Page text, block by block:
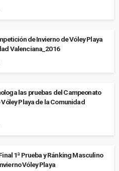
de Invierno de Vóley Playa
Valenciana_2016
las pruebas del Campeonato
Playa de la Comunidad
1ª Prueba y Ránking Masculino
Vóley Playa